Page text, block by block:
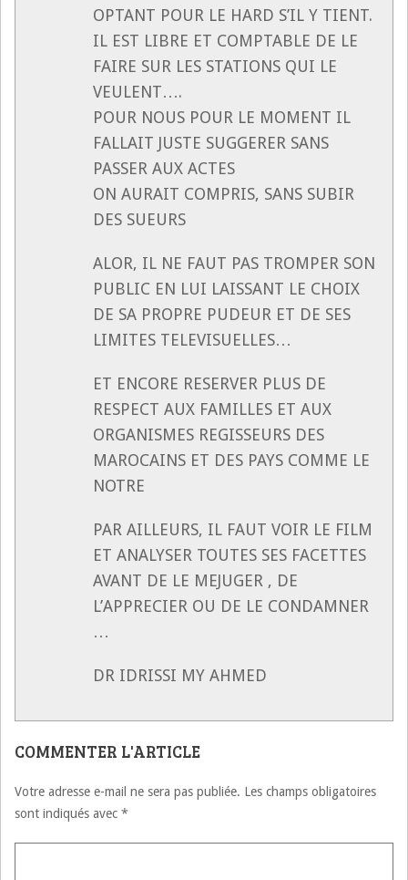
OPTANT POUR LE HARD S’IL Y TIENT.
IL EST LIBRE ET COMPTABLE DE LE
FAIRE SUR LES STATIONS QUI LE
VEULENT….
POUR NOUS POUR LE MOMENT IL
FALLAIT JUSTE SUGGERER SANS
PASSER AUX ACTES
ON AURAIT COMPRIS, SANS SUBIR
DES SUEURS
ALOR, IL NE FAUT PAS TROMPER SON
PUBLIC EN LUI LAISSANT LE CHOIX
DE SA PROPRE PUDEUR ET DE SES
LIMITES TELEVISUELLES…
ET ENCORE RESERVER PLUS DE
RESPECT AUX FAMILLES ET AUX
ORGANISMES REGISSEURS DES
MAROCAINS ET DES PAYS COMME LE
NOTRE
PAR AILLEURS, IL FAUT VOIR LE FILM
ET ANALYSER TOUTES SES FACETTES
AVANT DE LE MEJUGER , DE
L’APPRECIER OU DE LE CONDAMNER
…
DR IDRISSI MY AHMED
COMMENTER L'ARTICLE
Votre adresse e-mail ne sera pas publiée. Les champs obligatoires
sont indiqués avec *